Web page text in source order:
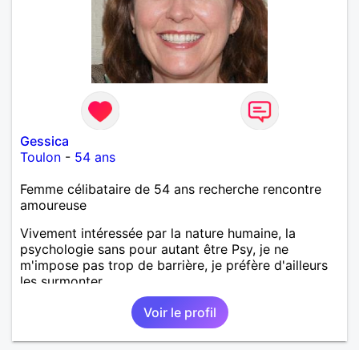
Gessica
Toulon - 54 ans
Femme célibataire de 54 ans recherche rencontre
amoureuse
Vivement intéressée par la nature humaine, la
psychologie sans pour autant être Psy, je ne
m'impose pas trop de barrière, je préfère d'ailleurs
les surmonter.
Voir le profil